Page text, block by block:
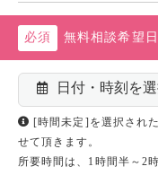
無料相談希望
[時間未定]を選択され
せて頂きます。
所要時間は、1時間半～2